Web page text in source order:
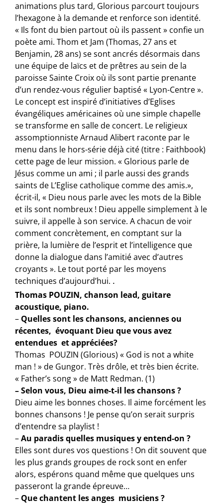
animations plus tard, Glorious parcourt toujours
l’hexagone à la demande et renforce son identité.
« Ils font du bien partout où ils passent » confie un
poète ami. Thom et Jam (Thomas, 27 ans et
Benjamin, 28 ans) se sont ancrés désormais dans
une équipe de laïcs et de prêtres au sein de la
paroisse Sainte Croix où ils sont partie prenante
d’un rendez-vous régulier baptisé « Lyon-Centre ».
Le concept est inspiré d’initiatives d’Eglises
évangéliques américaines où une simple chapelle
se transforme en salle de concert. Le religieux
assomptionniste Arnaud Alibert raconte par le
menu dans le hors-série déjà cité (titre : Faithbook)
cette page de leur mission. « Glorious parle de
Jésus comme un ami ; il parle aussi des grands
saints de L’Eglise catholique comme des amis.»,
écrit-il, « Dieu nous parle avec les mots de la Bible
et ils sont nombreux ! Dieu appelle simplement à le
suivre, il appelle à son service. A chacun de voir
comment concrètement, en comptant sur la
prière, la lumière de l’esprit et l’intelligence que
donne la dialogue dans l’amitié avec d’autres
croyants ». Le tout porté par les moyens
techniques d’aujourd’hui. .
Thomas POUZIN, chanson lead, guitare
acoustique, piano.
– Quelles sont les chansons, anciennes ou
récentes, évoquant Dieu que vous avez
entendues et appréciées?
Thomas POUZIN (Glorious) « God is not a white
man ! » de Gungor. Très drôle, et très bien écrite.
« Father’s song » de Matt Redman. (1)
– Selon vous, Dieu aime-t-il les chansons ?
Dieu aime les bonnes choses. Il aime forcément les
bonnes chansons ! Je pense qu’on serait surpris
d’entendre sa playlist !
–Au paradis quelles musiques y entend-on ?
Elles sont dures vos questions ! On dit souvent que
les plus grands groupes de rock sont en enfer
alors, espérons quand même que quelques uns
passeront la grande épreuve…
– Que chantent les anges musiciens ?